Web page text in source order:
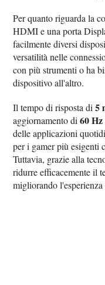
Per quanto riguarda la
HDMI e una porta
facilmente diversi
versatilità nelle
con più strumenti o ha
dispositivo all'altro.
Il tempo di risposta di5
aggiornamento di60 Hz
delle applicazioni
per i gamer più esigenti
Tuttavia, grazie alla
ridurre efficacemente il
migliorando